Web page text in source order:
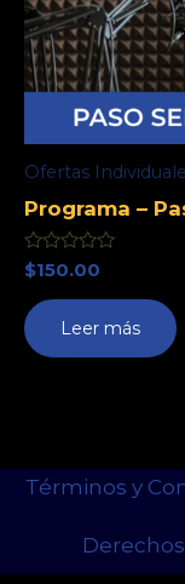
Ofertas
Programa –
Valorado
con
de
5
$150.00
Leer más
Términos y